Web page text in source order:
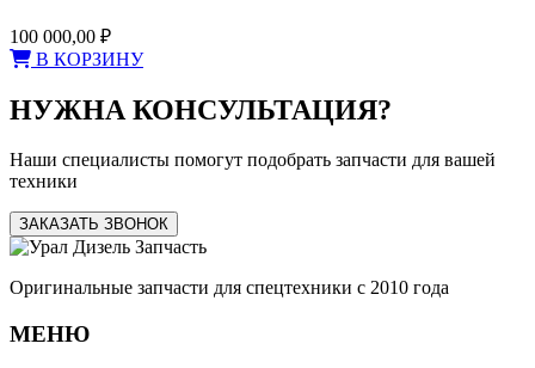
100 000,00 ₽
В КОРЗИНУ
НУЖНА КОНСУЛЬТАЦИЯ?
Наши специалисты помогут подобрать запчасти для вашей
техники
ЗАКАЗАТЬ ЗВОНОК
Оригинальные запчасти для спецтехники с 2010 года
МЕНЮ